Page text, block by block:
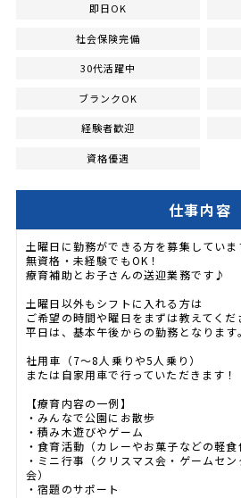
即日OK
社会保険完備
30代活躍中
ブランクOK
経験者歓迎
資格優遇
仕事内容
土曜日に勤務ができる方を募集してい
無資格・未経験でもOK！
療育補助とお子さんの送迎業務です♪
土曜日以外もシフトに入れる方は
ご希望の時間や曜日をまずは教えてくだ
平日は、基本午後からの勤務となります。
社用車（7～8人乗りや5人乗り）
または自家用車で行っていただきます！
【療育内容の一例】
・みんなで公園にお散歩
・積み木遊びやゲーム
・食育活動（カレーやお菓子などの軽食
・ミニ行事（クリスマス会・ゲームセ
会）
・宿題のサポート